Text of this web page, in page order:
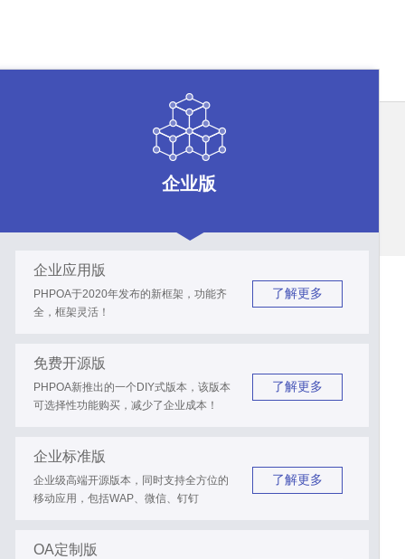
企业版
企业应用版
PHPOA于2020年发布的新框架，功能齐
全，框架灵活！
了解更多
免费开源版
PHPOA新推出的一个DIY式版本，该版本
可选择性功能购买，减少了企业成本！
了解更多
企业标准版
企业级高端开源版本，同时支持全方位的
移动应用，包括WAP、微信、钉钉
了解更多
OA定制版